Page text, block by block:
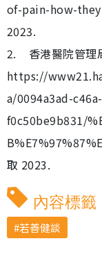
of-pain-how-
2023.
2. 香港醫院管理
https://
a/0094a3ad-
f0c50be9b831/
取 2023.
內容標籤
若善健談